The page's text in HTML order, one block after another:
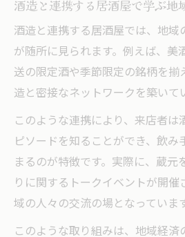
酒造と連携する居酒屋で学ぶ地
酒造と連携する居酒屋では、地
が随所に見られます。例えば、美
送の限定酒や季節限定の銘柄を
造と密接なネットワークを築いて
このような連携により、来店者は
ピソードを知ることができ、飲
まるのが特徴です。実際に、蔵
りに関するトークイベントが開
域の人々の交流の場となっていま
このような取り組みは、地域経